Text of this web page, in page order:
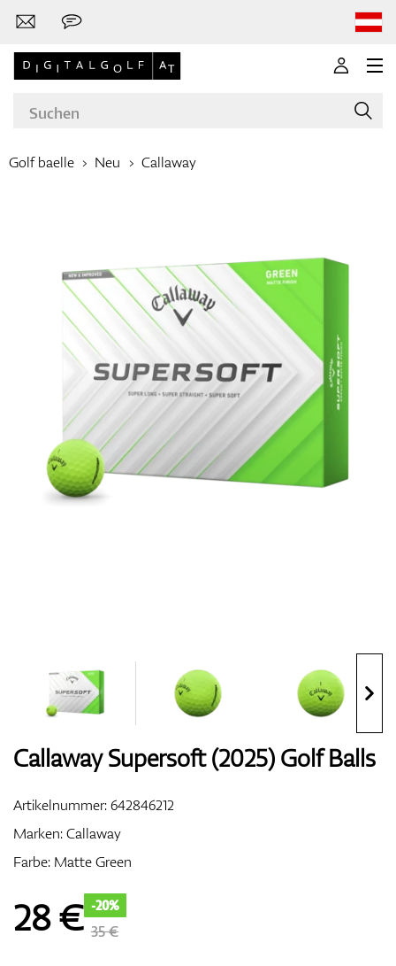
Golfschläger
Bekleidung
Handschuhe
Bags
Golf baelle Neu Callaway
Callaway Supersoft (2025) Golf Balls
Artikelnummer:642846212
Marken:Callaway
Farbe: Matte Green
28€ -20%
35 €